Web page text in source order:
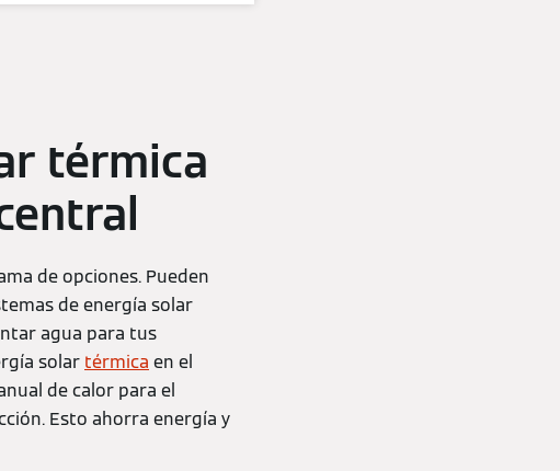
térmica
de opciones. Pueden
de energía solar
agua para tus
solar térmica en el
de calor para el
Esto ahorra energía y